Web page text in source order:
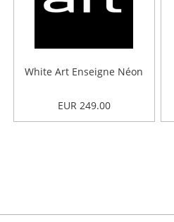
White Art Enseigne Néon
EUR 249.00